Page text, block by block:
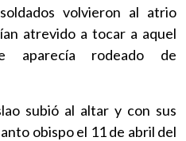
volvieron al atrio
atrevido a tocar a aquel
aparecía rodeado de
subió al altar y con sus
obispo el 11 de abril del